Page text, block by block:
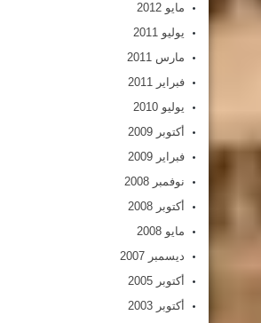
مايو 2012
يوليو 2011
مارس 2011
فبراير 2011
يوليو 2010
أكتوبر 2009
فبراير 2009
نوفمبر 2008
أكتوبر 2008
مايو 2008
ديسمبر 2007
أكتوبر 2005
أكتوبر 2003